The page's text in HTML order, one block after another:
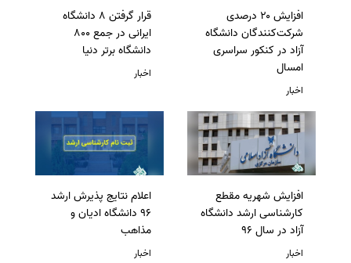
افزایش ۲۰ درصدی
شرکت‌کنندگان دانشگاه
آزاد در کنکور سراسری
امسال
اخبار
قرار گرفتن 8 دانشگاه
ایرانی در جمع 800
دانشگاه برتر دنیا
اخبار
افزایش شهریه مقطع
کارشناسی ارشد دانشگاه
آزاد در سال 96
اخبار
اعلام نتایج پذیرش ارشد
96 دانشگاه ادیان و
مذاهب
اخبار